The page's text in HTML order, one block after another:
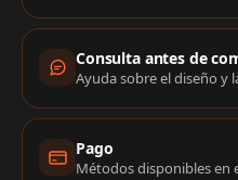
Consulta antes de
Ayuda sobre el diseño y
Pago
Métodos disponibles en